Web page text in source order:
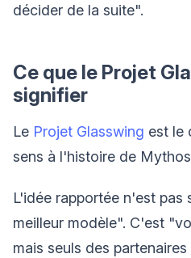
décider de la suite".
Ce que le Projet
signifier
Le Projet Glasswing est le
sens à l'histoire de
L'idée rapportée n'est pas
meilleur modèle". C'est
mais seuls des